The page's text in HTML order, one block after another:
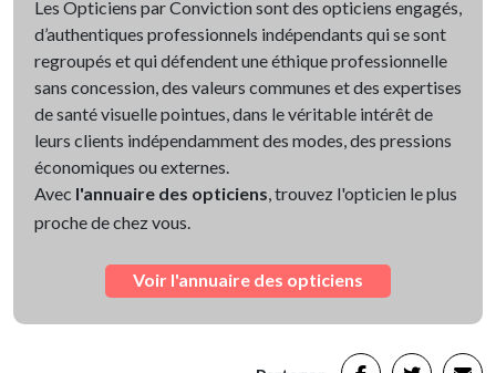
Les Opticiens par Conviction sont des opticiens engagés,
d’authentiques professionnels indépendants qui se sont
regroupés et qui défendent une éthique professionnelle
sans concession, des valeurs communes et des expertises
de santé visuelle pointues, dans le véritable intérêt de
leurs clients indépendamment des modes, des pressions
économiques ou externes.
Avec l'annuaire des opticiens , trouvez l'opticien le plus
proche de chez vous.
Voir l'annuaire des opticiens